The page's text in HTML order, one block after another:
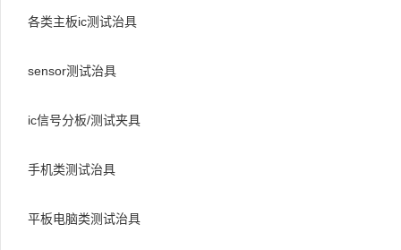
各类主板ic测试治具
sensor测试治具
ic信号分板/测试夹具
手机类测试治具
平板电脑类测试治具